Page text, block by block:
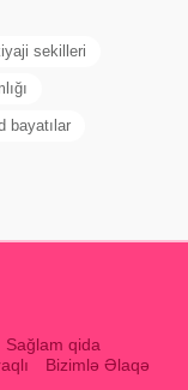
sekilleri
bayatılar
Sağlam qida
Bizimlə Əlaqə